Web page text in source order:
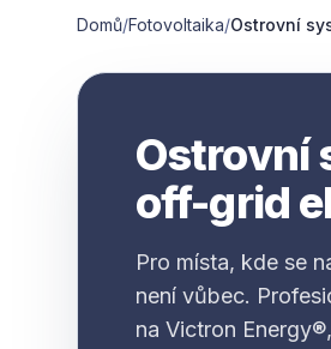
Domů/Fotovoltaika/Ostrovní
Ostrovní
off-grid
Pro místa, kde se
není vůbec.
na Victron